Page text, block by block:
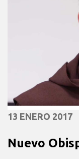
13 ENERO 2017
Nuevo